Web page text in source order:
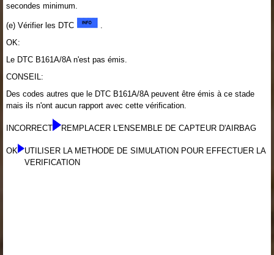
secondes minimum.
(e) Vérifier les DTC
OK:
Le DTC B161A/8A n'est pas émis.
CONSEIL:
Des codes autres que le DTC B161A/8A peuvent être émis à ce stade
mais ils n'ont aucun rapport avec cette vérification.
INCORRECT REMPLACER L'ENSEMBLE DE CAPTEUR D'AIRBAG
OK
UTILISER LA METHODE DE SIMULATION POUR EFFECTUER LA
VERIFICATION